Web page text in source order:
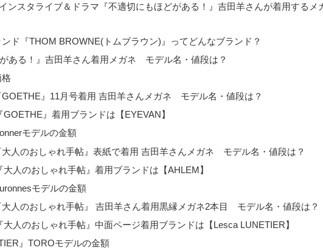
インスタライブ＆ドラマ『不適切にもほどがある！』吉田羊さんが着用するメ
ド『THOM BROWNE(トムブラウン)』ってどんなブランド？
がある！』吉田羊さん着用メガネ モデル名・値段は？
GOETHE』11月号着用 吉田羊さんメガネ モデル名・値段は？
』着用ブランドは【EYEVAN】
モデルの金額
大人のおしゃれ手帖』表紙で着用 吉田羊さんメガネ モデル名・値段は？
大人のおしゃれ手帖』着用ブランドは【AHLEM】
モデルの金額
大人のおしゃれ手帖』 吉田羊さん着用黒縁メガネ2本目 モデル名・値段は？
大人のおしゃれ手帖』中面ページ着用ブランドは【Lesca LUNETIER】
』TOROモデルの金額